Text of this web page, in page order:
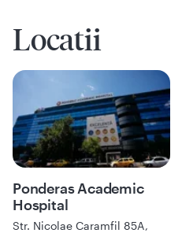
Locatii
Ponderas Academic
Hospital
Str. Nicolae Caramfil 85A,